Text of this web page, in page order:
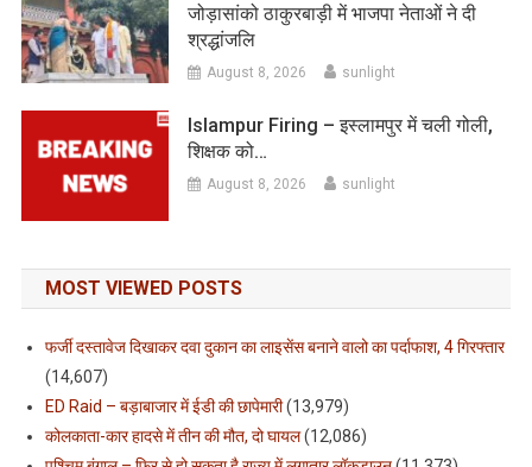
जोड़ासांको ठाकुरबाड़ी में भाजपा नेताओं ने दी
श्रद्धांजलि
August 8, 2026 sunlight
Islampur Firing – इस्लामपुर में चली गोली,
शिक्षक को…
August 8, 2026 sunlight
MOST VIEWED POSTS
फर्जी दस्तावेज दिखाकर दवा दुकान का लाइसेंस बनाने वालो का पर्दाफाश, 4 गिरफ्तार
(14,607)
ED Raid – बड़ाबाजार में ईडी की छापेमारी(13,979)
कोलकाता-कार हादसे में तीन की मौत, दो घायल(12,086)